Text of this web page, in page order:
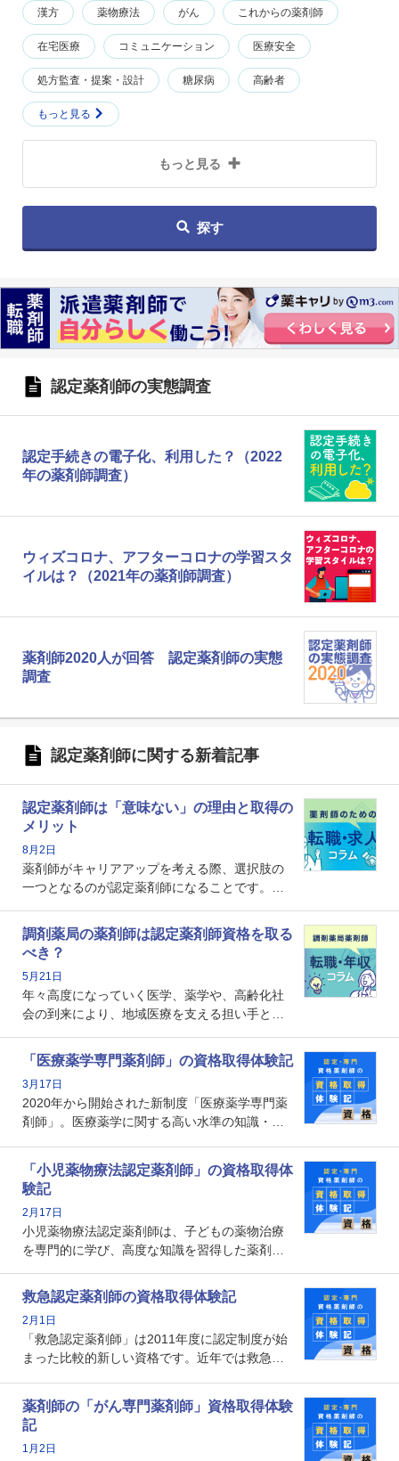
漢方 薬物療法 がん これからの薬剤師
在宅医療 コミュニケーション 医療安全
処方監査・提案・設計 糖尿病 高齢者
もっと見る
もっと見る
探す
認定薬剤師の実態調査
認定手続きの電子化、利用した？（2022
年の薬剤師調査）
ウィズコロナ、アフターコロナの学習スタ
イルは？（2021年の薬剤師調査）
薬剤師2020人が回答 認定薬剤師の実態
調査
認定薬剤師に関する新着記事
認定薬剤師は「意味ない」の理由と取得の
メリット
8月2日
薬剤師がキャリアアップを考える際、選択肢の
一つとなるのが認定薬剤師になることです。し
という声を聞いたことがあるかもしれません。
本記事では、認定薬剤師が「意味ない」といわ
れる理由や、取得するメリット、年収・キャリ
アへの影響を解説します。
調剤薬局の薬剤師は認定薬剤師資格を取る
べき？
5月21日
年々高度になっていく医学、薬学や、高齢化社
会の到来により、地域医療を支える担い手とし
で、重要度が増しているのが認定薬剤師という
資格です。認定薬剤師とはいったいどんな資格
なのでしょうか。それを取得するとどのような
メリットがあるのでしょうか。
「医療薬学専門薬剤師」の資格取得体験記
3月17日
2020年から開始された新制度「医療薬学専門薬
剤師」。医療薬学に関する高い水準の知識・技
となります。取得要件は多岐に渡り、審査も複
数回ありますが、患者さんに対して一定の能力
の証明になる資格と言えます。
「小児薬物療法認定薬剤師」の資格取得体
験記
2月17日
小児薬物療法認定薬剤師は、子どもの薬物治療
を専門的に学び、高度な知識を習得した薬剤師
や、特有の疾患、心理状況を理解し、専門性を
深めることで、子どもとその保護者に寄り添え
る存在です。今回はそんな小児薬物療法認定薬
剤師の取得体験記をご紹介します。
救急認定薬剤師の資格取得体験記
2月1日
「救急認定薬剤師」は2011年度に認定制度が始
まった比較的新しい資格です。近年では救急病
増えているのではないでしょうか。今回はそん
な救急認定薬剤師の取得体験記をご紹介しま
す。
薬剤師の「がん専門薬剤師」資格取得体験
記
1月2日